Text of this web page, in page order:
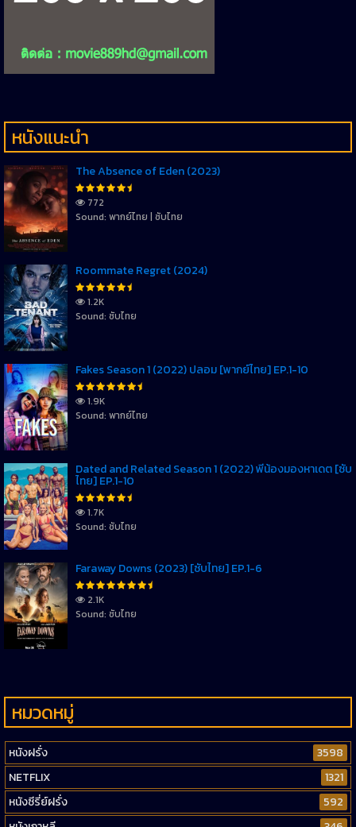
หนังแนะนำ
The Absence of Eden (2023)
772
Sound: พากย์ไทย | ซับไทย
Roommate Regret (2024)
1.2K
Sound: ซับไทย
Fakes Season 1 (2022) ปลอม [พากย์ไทย] EP.1-10
1.9K
Sound: พากย์ไทย
Dated and Related Season 1 (2022) พี่น้องมองหาเดต [ซับ
ไทย] EP.1-10
1.7K
Sound: ซับไทย
Faraway Downs (2023) [ซับไทย] EP.1-6
2.1K
Sound: ซับไทย
หมวดหมู่
หนังฝรั่ง
3598
NETFLIX
1321
หนังซีรี่ย์ฝรั่ง
592